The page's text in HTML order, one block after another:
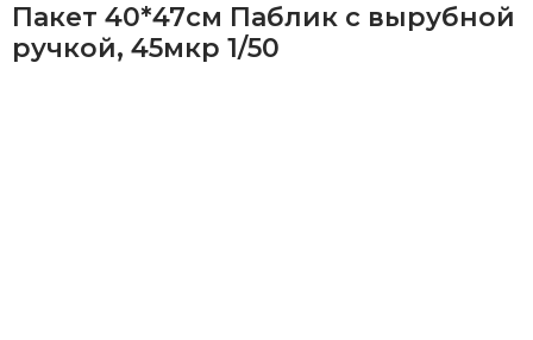
Пакет 40*47см Паблик с вырубной
ручкой, 45мкр 1/50